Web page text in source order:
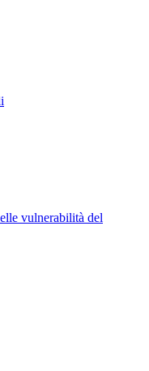
vulnerabilità del